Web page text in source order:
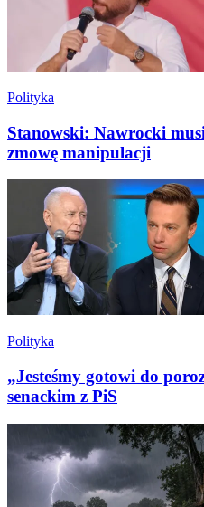
Polityka
Stanowski: Nawrocki
zmowę manipulacji
Polityka
„Jesteśmy gotowi do
senackim z PiS